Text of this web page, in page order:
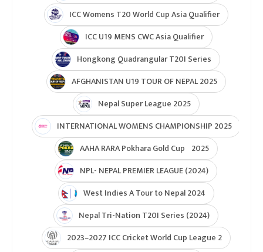
ICC Womens T20 World Cup Asia Qualifier
ICC U19 MENS CWC Asia Qualifier
Hongkong Quadrangular T20I Series
AFGHANISTAN U19 TOUR OF NEPAL 2025
Nepal Super League 2025
INTERNATIONAL WOMENS CHAMPIONSHIP 2025
AAHA RARA Pokhara Gold Cup 2025
NPL- NEPAL PREMIER LEAGUE (2024)
West Indies A Tour to Nepal 2024
Nepal Tri-Nation T20I Series (2024)
2023–2027 ICC Cricket World Cup League 2